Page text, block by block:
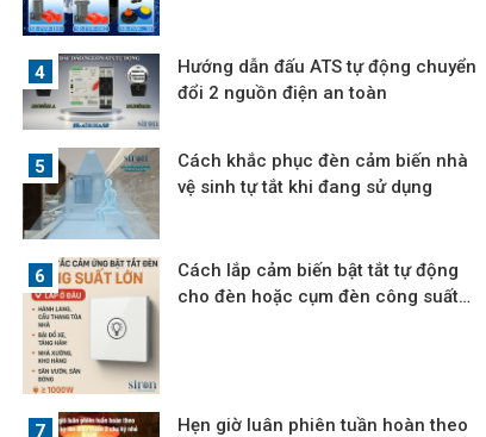
Hướng dẫn đấu ATS tự động chuyển
đổi 2 nguồn điện an toàn
Cách khắc phục đèn cảm biến nhà
vệ sinh tự tắt khi đang sử dụng
Cách lắp cảm biến bật tắt tự động
cho đèn hoặc cụm đèn công suất
Hẹn giờ luân phiên tuần hoàn theo